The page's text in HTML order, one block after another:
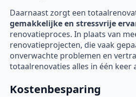
Daarnaast zorgt een
gemakkelijke en stressvrije
renovatieproces. In plaats van
renovatieprojecten, die vaak
onverwachte problemen en
totaalrenovaties alles in één keer
Kostenbesparing